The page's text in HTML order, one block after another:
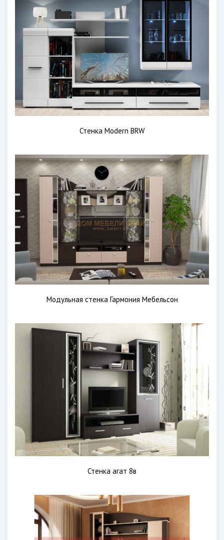
Стенка Modern BRW
Модульная стенка Гармония Мебельсон
Стенка агат 8в